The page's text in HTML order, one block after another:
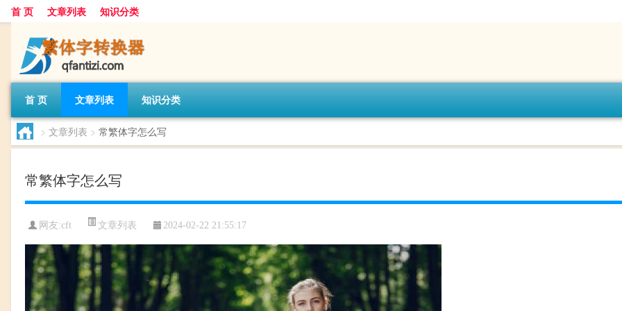
首 页 文章列表 知识分类
首 页 文章列表 知识分类
> 文章列表 > 常繁体字怎么写
常繁体字怎么写
网友:cft 文章列表 2024-02-22 21:55:17